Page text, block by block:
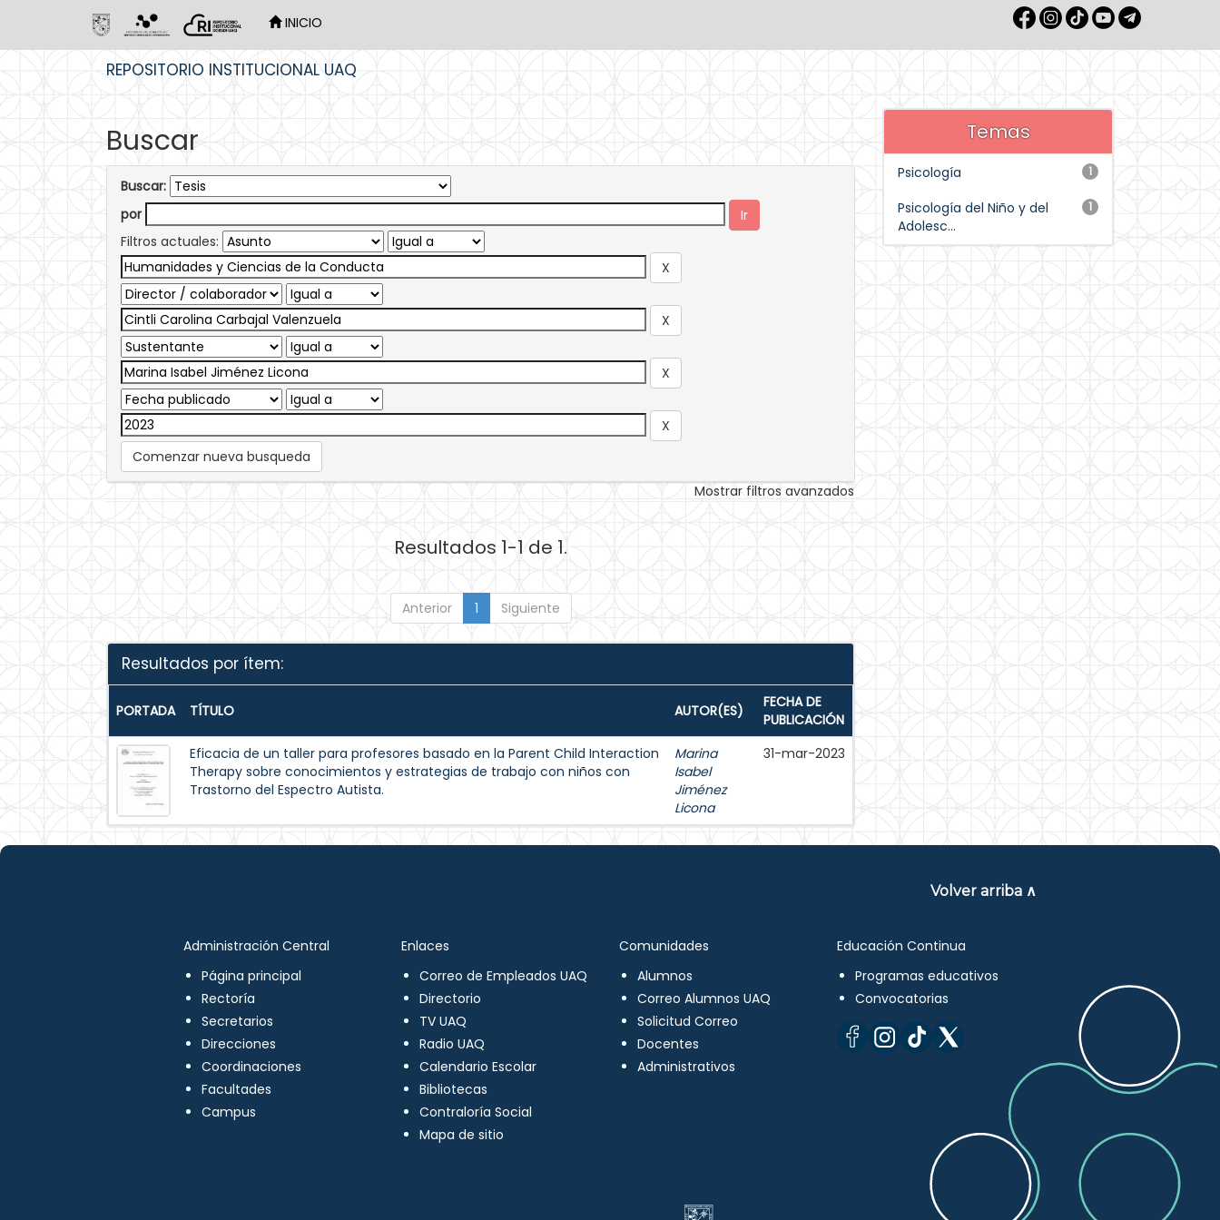
INICIO
REPOSITORIO INSTITUCIONAL UAQ
Buscar
Buscar:
por
Filtros actuales:
Comenzar nueva busqueda
Mostrar filtros avanzados
Resultados 1-1 de 1.
Anterior 1 Siguiente
Resultados por ítem:
PORTADA TÍTULO AUTOR(ES)
FECHA DE
PUBLICACIÓN
Eficacia de un taller para profesores basado en la Parent Child Interaction
Therapy sobre conocimientos y estrategias de trabajo con niños con
Trastorno del Espectro Autista.
Marina
Isabel
Jiménez
Licona
31-mar-2023
Temas
1
Psicología
1
Psicología del Niño y del
Adolesc...
Volver arriba ∧
Administración Central
Página principal
Rectoría
Secretarios
Direcciones
Coordinaciones
Facultades
Campus
Enlaces
Correo de Empleados UAQ
Directorio
TV UAQ
Radio UAQ
Calendario Escolar
Bibliotecas
Contraloría Social
Mapa de sitio
Comunidades
Alumnos
Correo Alumnos UAQ
Solicitud Correo
Docentes
Administrativos
Educación Continua
Programas educativos
Convocatorias